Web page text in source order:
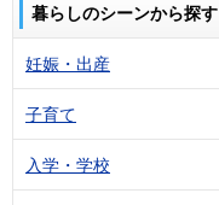
暮らしのシーンから探す
妊娠・出産
子育て
入学・学校